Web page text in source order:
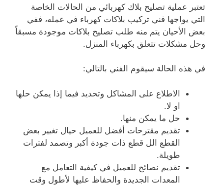
تعتبر عملية تصليح بلاك كهربائي من الحالات الخاصة
التي يواجها فني تركيب بلاكات كهرباء في عمله، ففي
بعض الأحيان يتم منه طلب تصليح بلاكات موجودة مسبقاً
وحل مشكلات تتعلق بكهرباء المنزل.
في هذه الحالة سيقوم الفني بالتالي:
الاطلاع على المشاكل وتحديد فيما إذا يمكن حلها
او لا.
حل ما يمكن منها.
تقديم مقترحات أفضل للعميل حيال تغيير بعض
القطع الل قطع ذات جودة أكبر وتصمد لفترات
طويلة.
تقديم نصائح للعميل في كيفية التعامل مع
المعدات الجديدة والحفاظ عليها لأطول وقت